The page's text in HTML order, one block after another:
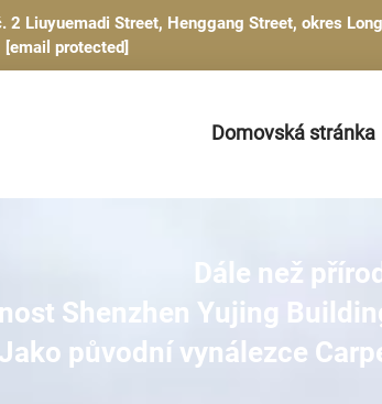
2 Liuyuemadi Street, Henggang Street, okres
[email protected]
Domovská stránka
Dále než
Shenzhen Yujing
původní vynálezce